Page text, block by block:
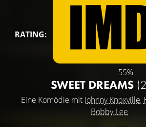
RATING:
55%
SWEET DREAMS
Eine Komödie mit Johnny Knoxville,
Bobby Lee